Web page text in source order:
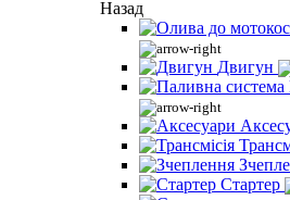
Назад
Двигун
Стартер